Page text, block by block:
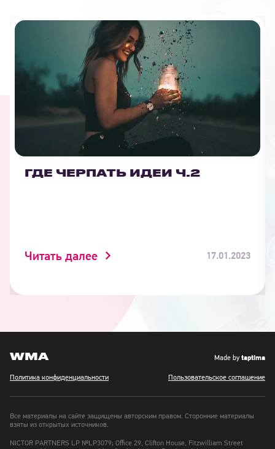
ГДЕ ЧЕРПАТЬ ИДЕИ Ч.2
Читать далее 17.01.2023
WMA
Политика конфиденциальности Пользовательское соглашение
Made by taptima
Все материалы на сайте защищены авторским правом. Сторонние материалы
взяты из открытых источников.
NICTOR PARTNERS LP №LP3079; Office 29, Clifton House, Fitzwilliam Street